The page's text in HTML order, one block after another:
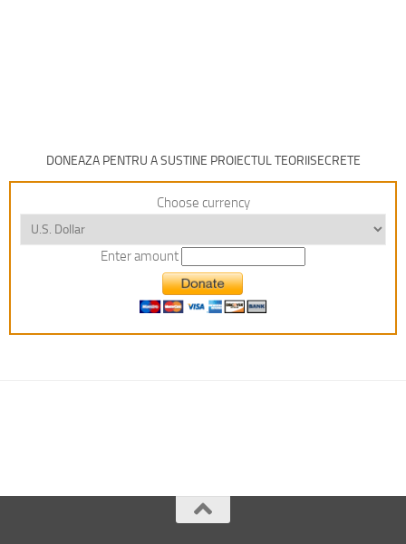
DONEAZA PENTRU A SUSTINE PROIECTUL TEORIISECRETE
Choose currency
Enter amount